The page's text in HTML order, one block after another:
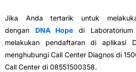
Jika Anda tertarik untuk
dengan DNA Hope di
melakukan pendaftaran di aplikasi
menghubungi Call Center Diagnos di
Call Center di 08551500358.